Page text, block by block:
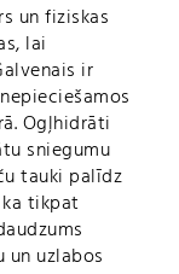
un fiziskas
lai
ir
Ogļhidrāti
sniegumu
tauki palīdz
tikpat
un uzlabos